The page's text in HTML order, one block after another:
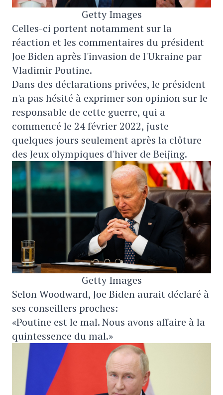
Getty Images
Celles-ci portent notamment sur la
réaction et les commentaires du président
Joe Biden après l'invasion de l'Ukraine par
Vladimir Poutine.
Dans des déclarations privées, le président
n'a pas hésité à exprimer son opinion sur le
responsable de cette guerre, qui a
commencé le 24 février 2022, juste
quelques jours seulement après la clôture
des Jeux olympiques d'hiver de Beijing.
Getty Images
Selon Woodward, Joe Biden aurait déclaré à
ses conseillers proches:
«Poutine est le mal. Nous avons affaire à la
quintessence du mal.»